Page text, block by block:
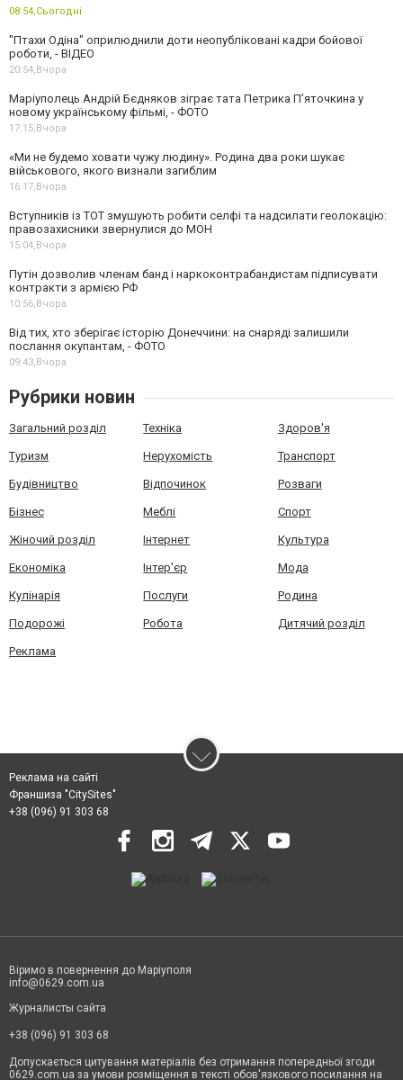
08:54,Сьогодні
"Птахи Одіна" оприлюднили доти неопубліковані кадри бойової
роботи, - ВІДЕО
20:54,Вчора
Маріуполець Андрій Бєдняков зіграє тата Петрика П’яточкина у
новому українському фільмі, - ФОТО
17:15,Вчора
«Ми не будемо ховати чужу людину». Родина два роки шукає
військового, якого визнали загиблим
16:17,Вчора
Вступників із ТОТ змушують робити селфі та надсилати геолокацію:
правозахисники звернулися до МОН
15:04,Вчора
Путін дозволив членам банд і наркоконтрабандистам підписувати
контракти з армією РФ
10:56,Вчора
Від тих, хто зберігає історію Донеччини: на снаряді залишили
послання окупантам, - ФОТО
09:43,Вчора
Рубрики новин
Загальний розділ Техніка Здоров'я
Туризм Нерухомість Транспорт
Будівництво Відпочинок Розваги
Бізнес Меблі Спорт
Жіночий розділ Інтернет Культура
Економіка Інтер'єр Мода
Кулінарія Послуги Родина
Подорожі Робота Дитячий розділ
Реклама
Реклама на сайті
Франшиза "CitySites"
+38 (096) 91 303 68
Віримо в повернення до Маріуполя
info@0629.com.ua
Журналисты сайта
+38 (096) 91 303 68
Допускається цитування матеріалів без отримання попередньої згоди
0629.com.ua за умови розміщення в тексті обов'язкового посилання на